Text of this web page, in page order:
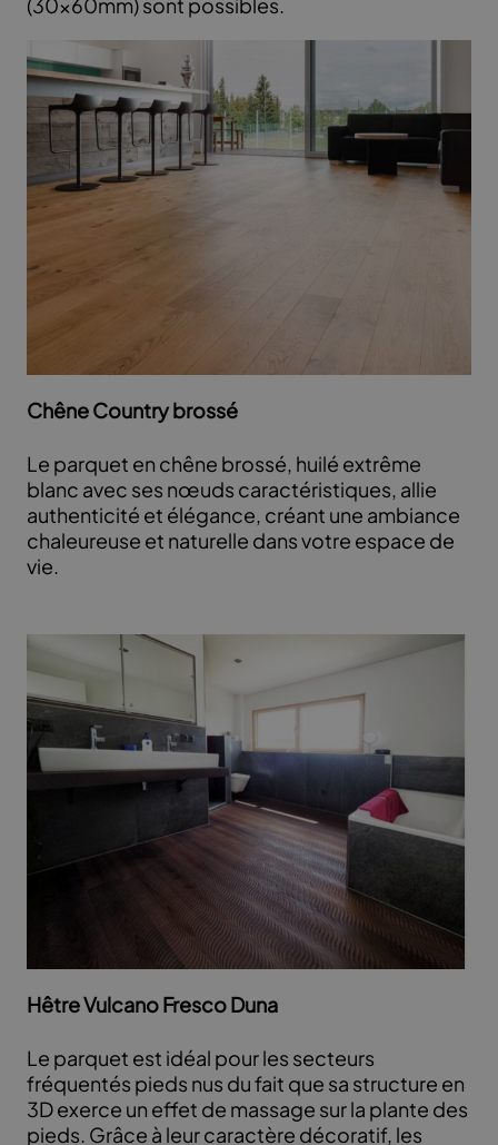
(30x60mm) sont possibles.
Chêne Country brossé
Le parquet en chêne brossé, huilé extrême
blanc avec ses nœuds caractéristiques, allie
authenticité et élégance, créant une ambiance
chaleureuse et naturelle dans votre espace de
vie.
Hêtre Vulcano Fresco Duna
Le parquet est idéal pour les secteurs
fréquentés pieds nus du fait que sa structure en
3D exerce un effet de massage sur la plante des
pieds. Grâce à leur caractère décoratif, les